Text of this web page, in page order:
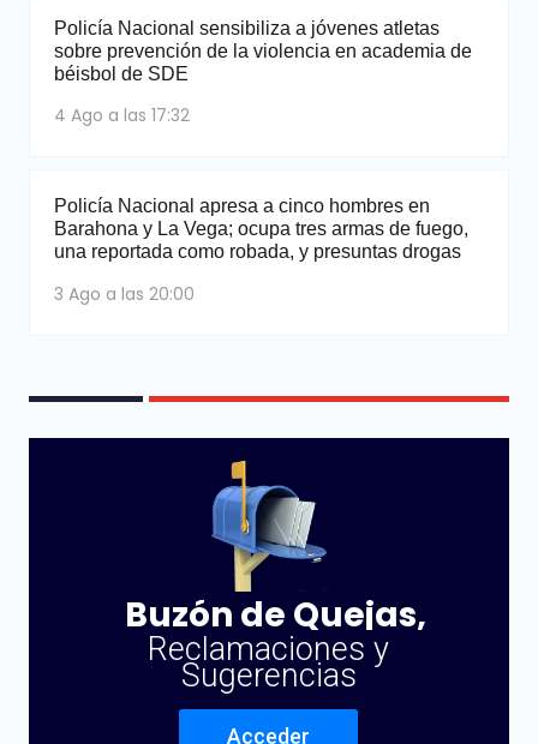
Policía Nacional sensibiliza a jóvenes atletas
sobre prevención de la violencia en academia de
béisbol de SDE
4 Ago a las 17:32
Policía Nacional apresa a cinco hombres en
Barahona y La Vega; ocupa tres armas de fuego,
una reportada como robada, y presuntas drogas
3 Ago a las 20:00
Buzón de Quejas,
Reclamaciones y
Sugerencias
Acceder